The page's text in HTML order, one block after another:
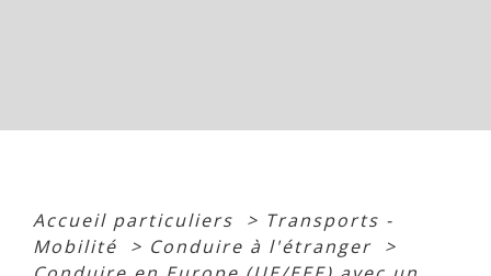
Accueil particuliers > Transports -
Mobilité
> Conduire à l'étranger >